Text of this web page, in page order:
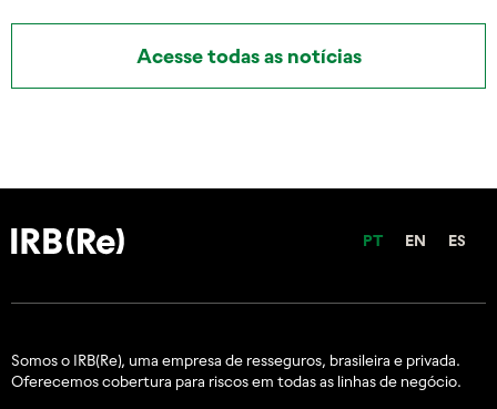
Acesse todas as notícias
PT EN ES
Somos o IRB(Re), uma empresa de resseguros, brasileira e privada.
Oferecemos cobertura para riscos em todas as linhas de negócio.